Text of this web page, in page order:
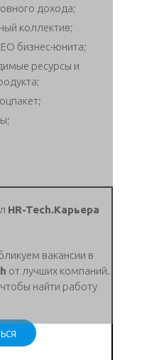
дохода;
коллектив;
бизнес-юнита;
ресурсы и
HR-Tech.Карьера
вакансии в
от лучших компаний.
найти работу